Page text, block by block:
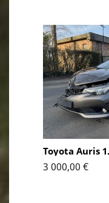
Toyota Auris
Prix
3 000,00 €